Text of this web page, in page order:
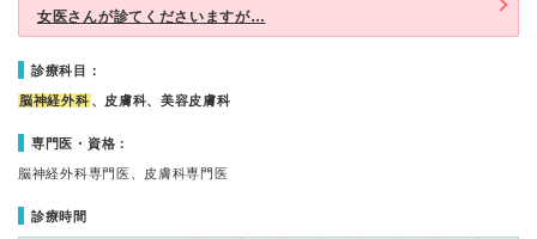
女医さんが診てくださいますが…
診療科目：
脳神経外科 、皮膚科、美容皮膚科
専門医・資格：
脳神経外科専門医、皮膚科専門医
診療時間